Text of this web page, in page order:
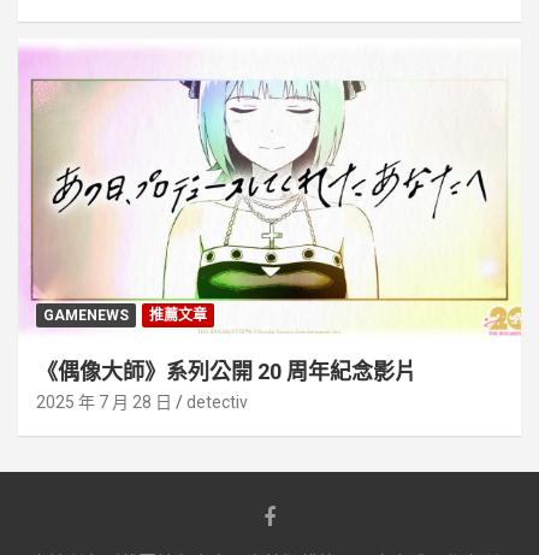
GAMENEWS 推薦文章
《偶像大師》系列公開 20 周年紀念影片
2025 年 7 月 28 日 detectiv